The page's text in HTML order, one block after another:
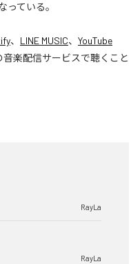
っている。
、 LINE MUSIC、 YouTube
音楽配信サービスで聴くこと
RayLa
RayLa